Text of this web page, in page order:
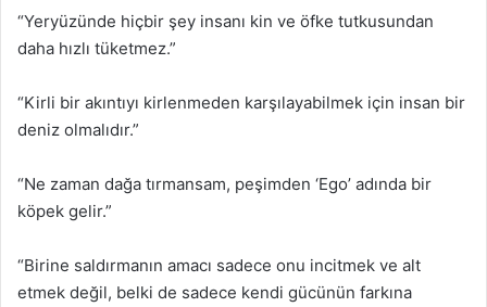
“Yeryüzünde hiçbir şey insanı kin ve öfke tutkusundan
daha hızlı tüketmez.”
“Kirli bir akıntıyı kirlenmeden karşılayabilmek için insan bir
deniz olmalıdır.”
“Ne zaman dağa tırmansam, peşimden ‘Ego’ adında bir
köpek gelir.”
“Birine saldırmanın amacı sadece onu incitmek ve alt
etmek değil, belki de sadece kendi gücünün farkına